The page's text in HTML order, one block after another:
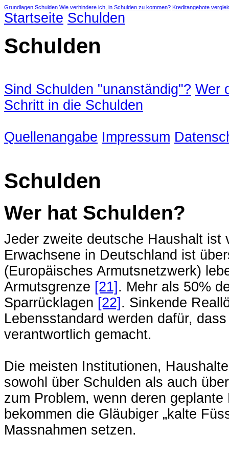
Grundlagen Schulden Wie verhindere ich, in Schulden zu kommen? Kreditangebote
Startseite Schulden
Schulden
Sind Schulden "unanständig"? Wer
Schritt in die Schulden
Quellenangabe Impressum
Schulden
Wer hat Schulden?
Jeder zweite deutsche Haushalt ist
Erwachsene in Deutschland ist
(Europäisches Armutsnetzwerk)
Armutsgrenze [21] . Mehr als 50%
Sparrücklagen [22] . Sinkende
Lebensstandard werden dafür,
verantwortlich gemacht.
Die meisten Institutionen,
sowohl über Schulden als auch
zum Problem, wenn deren
bekommen die Gläubiger „kalte
Massnahmen setzen.